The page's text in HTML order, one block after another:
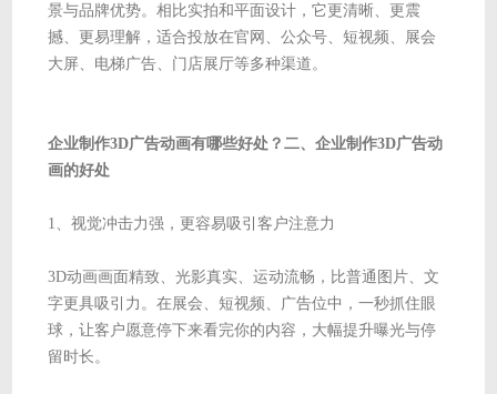
景与品牌优势。相比实拍和平面设计，它更清晰、更震
撼、更易理解，适合投放在官网、公众号、短视频、展会
大屏、电梯广告、门店展厅等多种渠道。
企业制作3D广告动画有哪些好处？二、企业制作3D广告动
画的好处
1、视觉冲击力强，更容易吸引客户注意力
3D动画画面精致、光影真实、运动流畅，比普通图片、文
字更具吸引力。在展会、短视频、广告位中，一秒抓住眼
球，让客户愿意停下来看完你的内容，大幅提升曝光与停
留时长。